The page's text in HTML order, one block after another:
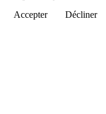
Accepter
Décliner